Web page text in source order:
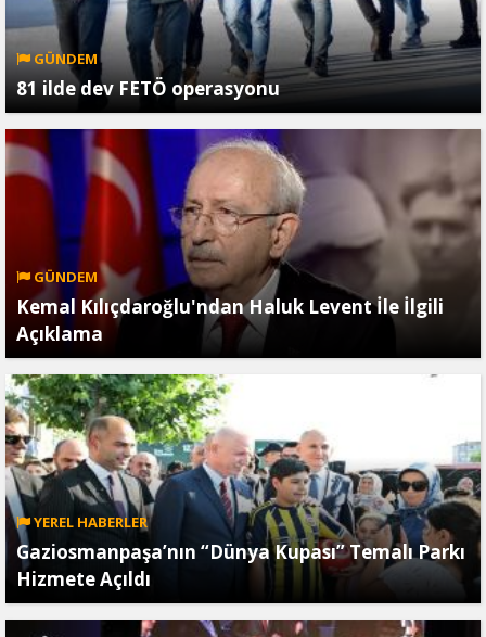
GÜNDEM
81 ilde dev FETÖ operasyonu
GÜNDEM
Kemal Kılıçdaroğlu'ndan Haluk Levent İle İlgili
Açıklama
YEREL HABERLER
Gaziosmanpaşa’nın “Dünya Kupası” Temalı Parkı
Hizmete Açıldı